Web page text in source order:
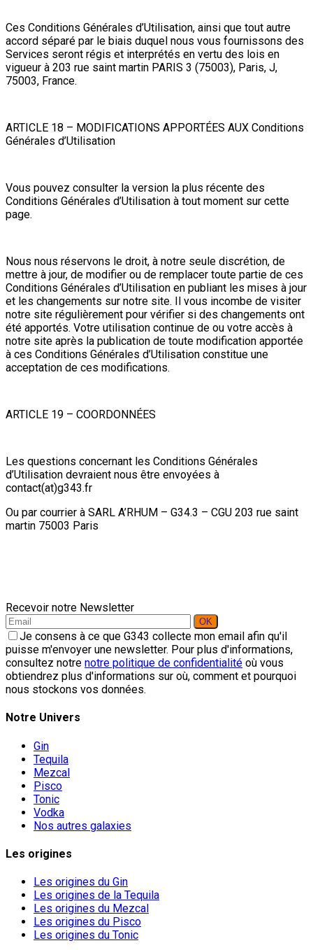
Ces Conditions Générales d’Utilisation, ainsi que tout autre
accord séparé par le biais duquel nous vous fournissons des
Services seront régis et interprétés en vertu des lois en
vigueur à 203 rue saint martin PARIS 3 (75003), Paris, J,
75003, France.
ARTICLE 18 – MODIFICATIONS APPORTÉES AUX Conditions
Générales d’Utilisation
Vous pouvez consulter la version la plus récente des
Conditions Générales d’Utilisation à tout moment sur cette
page.
Nous nous réservons le droit, à notre seule discrétion, de
mettre à jour, de modifier ou de remplacer toute partie de ces
Conditions Générales d’Utilisation en publiant les mises à jour
et les changements sur notre site. Il vous incombe de visiter
notre site régulièrement pour vérifier si des changements ont
été apportés. Votre utilisation continue de ou votre accès à
notre site après la publication de toute modification apportée
à ces Conditions Générales d’Utilisation constitue une
acceptation de ces modifications.
ARTICLE 19 – COORDONNÉES
Les questions concernant les Conditions Générales
d’Utilisation devraient nous être envoyées à
contact(at)g343.fr
Ou par courrier à SARL A’RHUM – G34.3 – CGU 203 rue saint
martin 75003 Paris
Recevoir notre Newsletter
Je consens à ce que G343 collecte mon email afin qu'il
puisse m'envoyer une newsletter. Pour plus d'informations,
consultez notre notre politique de confidentialité où vous
obtiendrez plus d'informations sur où, comment et pourquoi
nous stockons vos données.
Notre Univers
Gin
Tequila
Mezcal
Pisco
Tonic
Vodka
Nos autres galaxies
Les origines
Les origines du Gin
Les origines de la Tequila
Les origines du Mezcal
Les origines du Pisco
Les origines du Tonic